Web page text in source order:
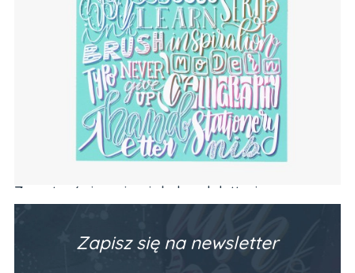
Zeszyt z ćwiczeniami do brush letteringu
PODSTAWY (alfabet, codzienne frazy)
Zapisz się na newsletter